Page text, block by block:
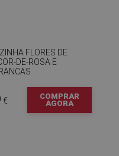
FLORES DE
DE-ROSA E
€
COMPRAR
AGORA